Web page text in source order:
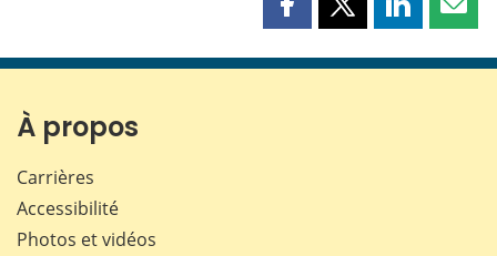
Partager
page
Partager
page
Partager
page page
À propos
Carrières
Accessibilité
Photos et vidéos